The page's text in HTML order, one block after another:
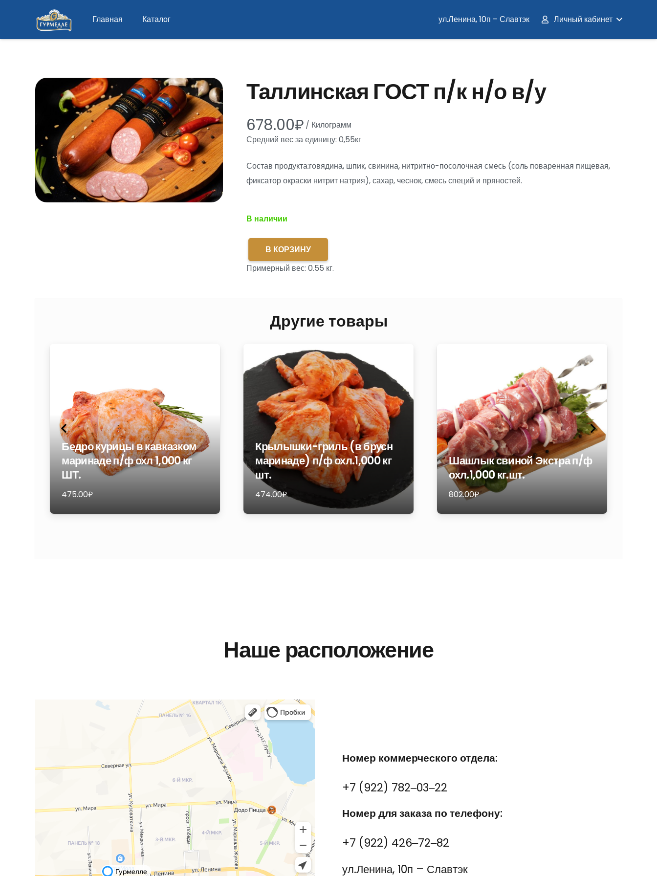
Главная Каталог ул.Ленина, 10п – Славтэк Личный кабинет
Таллинская ГОСТ п/к н/о в/у
678.00₽ / Килограмм
Средний вес за единицу: 0,55кг
Состав продукта:говядина, шпик, свинина, нитритно-посолочная смесь (соль поваренная пищевая,
фиксатор окраски нитрит натрия), сахар, чеснок, смесь специй и пряностей.
В наличии
Количество
товара
ГОСТ
в/
В КОРЗИНУ
Примерный вес: 0.55 кг.
Другие товары
Бедро курицы в кавказком
маринаде п/ф охл 1,000 кг
ШТ.
475.00₽
Крылышки-гриль (в брусн
маринаде) п/ф охл.1,000 кг
шт.
474.00₽
Шашлык свиной Экстра п/ф
охл.1,000 кг.шт.
802.00₽
Наше расположение
Номер коммерческого отдела:
+7 (922) 782‒03‒22
Номер для заказа по телефону:
+7 (922) 426‒72‒82
ул.Ленина, 10п – Славтэк